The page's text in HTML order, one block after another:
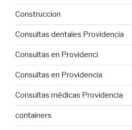
Construccion
Consultas dentales Providencia
Consultas en Providenci
Consultas en Providencia
Consultas médicas Providencia
containers